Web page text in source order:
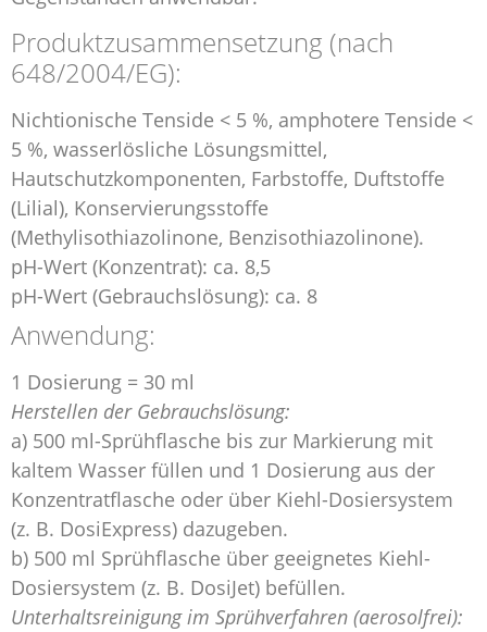
Produktzusammensetzung (nach
648/2004/EG):
Nichtionische Tenside < 5 %, amphotere Tenside <
5 %, wasserlösliche Lösungsmittel,
Hautschutzkomponenten, Farbstoffe, Duftstoffe
(Lilial), Konservierungsstoffe
(Methylisothiazolinone, Benzisothiazolinone).
pH-Wert (Konzentrat): ca. 8,5
pH-Wert (Gebrauchslösung): ca. 8
Anwendung:
1 Dosierung = 30 ml
Herstellen der Gebrauchslösung:
a) 500 ml-Sprühflasche bis zur Markierung mit
kaltem Wasser füllen und 1 Dosierung aus der
Konzentratflasche oder über Kiehl-Dosiersystem
(z. B. DosiExpress) dazugeben.
b) 500 ml Sprühflasche über geeignetes Kiehl-
Dosiersystem (z. B. DosiJet) befüllen.
Unterhaltsreinigung im Sprühverfahren (aerosolfrei):